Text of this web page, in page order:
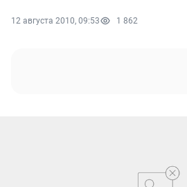
12 августа 2010, 09:53 1 862